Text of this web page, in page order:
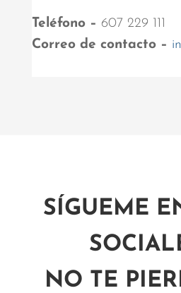
Teléfono – 607 229 111
Correo de contacto –
SÍGUEME
NO TE